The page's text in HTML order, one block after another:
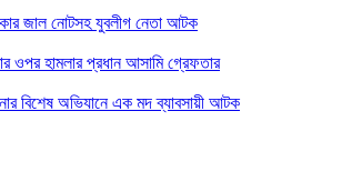
জাল নোটসহ যুবলীগ নেতা আটক
ওপর হামলার প্রধান আসামি গ্রেফতার
বিশেষ অভিযানে এক মদ ব্যাবসায়ী আটক